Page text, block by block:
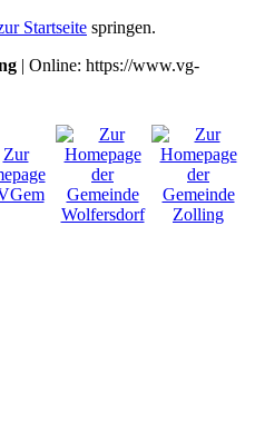
Startseite springen.
| Online: https://www.vg-